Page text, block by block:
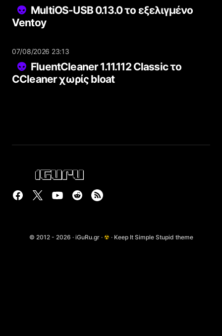
MultiOS-USB 0.13.0 το εξελιγμένο
Ventoy
07/08/2026 23:13
FluentCleaner 1.11.112 Classic το
CCleaner χωρίς bloat
© 2012 - 2026 · iGuRu.gr · ☢ · Keep It Simple Stupid theme